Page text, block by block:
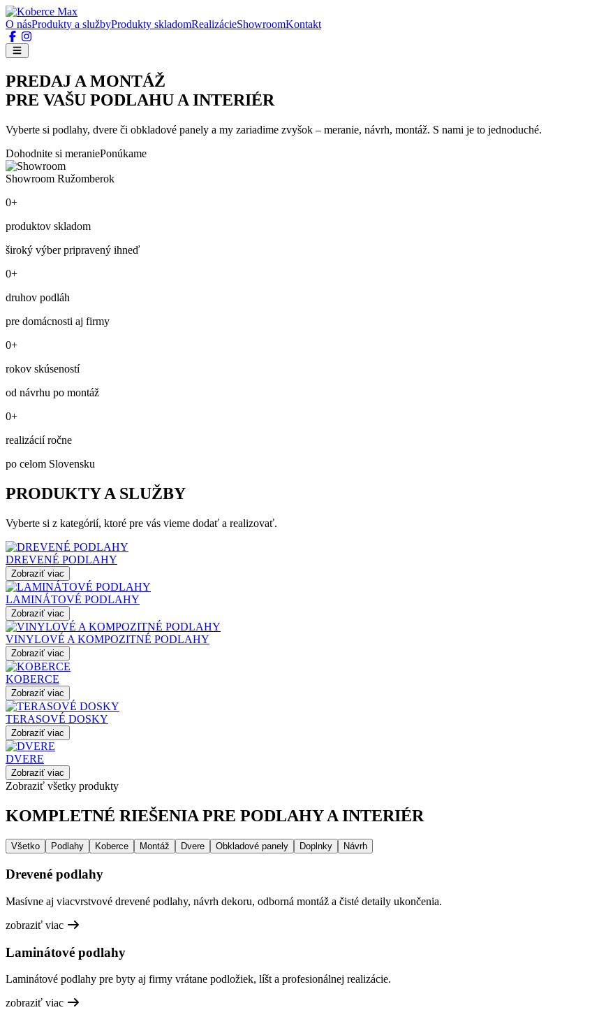
O násProdukty a službyProdukty skladomRealizácieShowroomKontakt
PREDAJ A MONTÁŽ
PRE VAŠU PODLAHU A INTERIÉR
Vyberte si podlahy, dvere či obkladové panely a my zariadime zvyšok – meranie, návrh, montáž. S nami je to jednoduché.
Dohodnite si meraniePonúkame
Showroom Ružomberok
0+
produktov skladom
široký výber pripravený ihneď
0+
druhov podláh
pre domácnosti aj firmy
0+
rokov skúseností
od návrhu po montáž
0+
realizácií ročne
po celom Slovensku
PRODUKTY A SLUŽBY
Vyberte si z kategórií, ktoré pre vás vieme dodať a realizovať.
DREVENÉ PODLAHY
Zobraziť viac
LAMINÁTOVÉ PODLAHY
Zobraziť viac
VINYLOVÉ A KOMPOZITNÉ PODLAHY
Zobraziť viac
KOBERCE
Zobraziť viac
TERASOVÉ DOSKY
Zobraziť viac
DVERE
Zobraziť viac
Zobraziť všetky produkty
KOMPLETNÉ RIEŠENIA PRE PODLAHY A INTERIÉR
Všetko Podlahy Koberce Montáž Dvere Obkladové panely Doplnky Návrh
Drevené podlahy
Masívne aj viacvrstvové drevené podlahy, návrh dekoru, odborná montáž a čisté detaily ukončenia.
zobraziť viac
Laminátové podlahy
Laminátové podlahy pre byty aj firmy vrátane podložiek, líšt a profesionálnej realizácie.
zobraziť viac